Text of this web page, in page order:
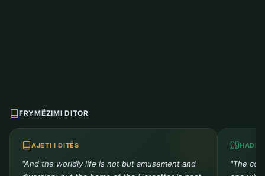
FRYMËZIMI DITOR
AJETI I DITËS
"And the worldly life is not but amusement and
"The